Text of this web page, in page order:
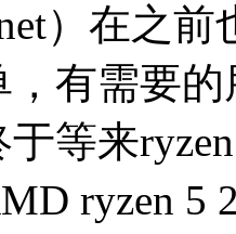
）在之
，有需要
等来
ryzen 5